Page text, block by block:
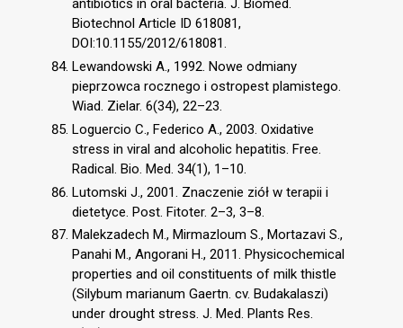
antibiotics in oral bacteria. J. Biomed.
Biotechnol Article ID 618081,
DOI:10.1155/2012/618081.
Lewandowski A., 1992. Nowe odmiany
pieprzowca rocznego i ostropest plamistego.
Wiad. Zielar. 6(34), 22–23.
Loguercio C., Federico A., 2003. Oxidative
stress in viral and alcoholic hepatitis. Free.
Radical. Bio. Med. 34(1), 1–10.
Lutomski J., 2001. Znaczenie ziół w terapii i
dietetyce. Post. Fitoter. 2–3, 3–8.
Malekzadech M., Mirmazloum S., Mortazavi S.,
Panahi M., Angorani H., 2011. Physicochemical
properties and oil constituents of milk thistle
(Silybum marianum Gaertn. cv. Budakalaszi)
under drought stress. J. Med. Plants Res.